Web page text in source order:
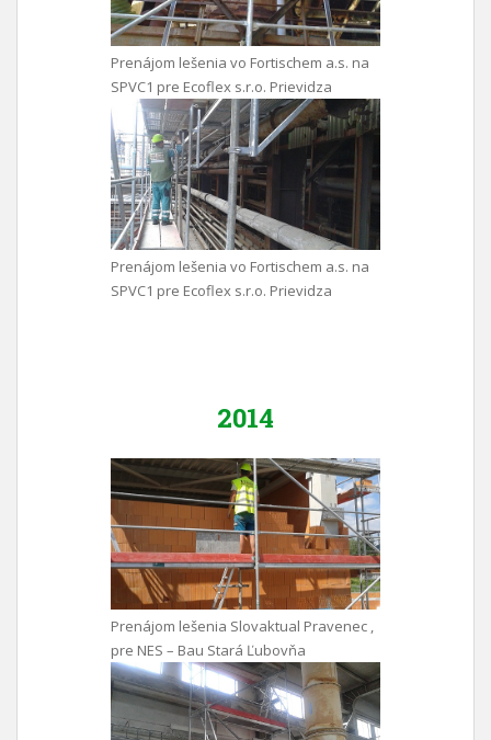
Prenájom lešenia vo Fortischem a.s. na
SPVC1 pre Ecoflex s.r.o. Prievidza
Prenájom lešenia vo Fortischem a.s. na
SPVC1 pre Ecoflex s.r.o. Prievidza
2014
Prenájom lešenia Slovaktual Pravenec ,
pre NES – Bau Stará Ľubovňa